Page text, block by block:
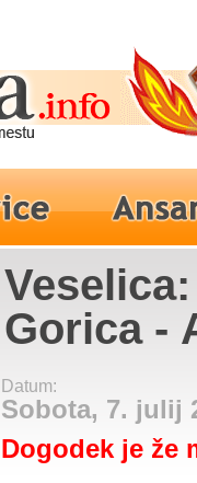
Gorica -
odmev
Datum:
Sobota, 7. julij
Dogodek je že